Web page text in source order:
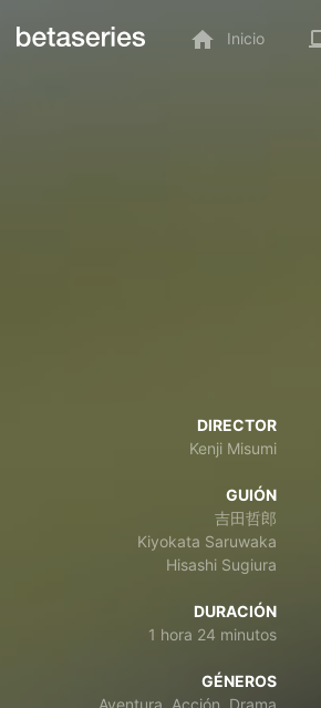
Inicio
DIRECTOR
Kenji Misumi
GUIÓN
吉田哲郎
Kiyokata Saruwaka
Hisashi Sugiura
DURACIÓN
1 hora 24 minutos
GÉNEROS
Aventura, Acción, Drama